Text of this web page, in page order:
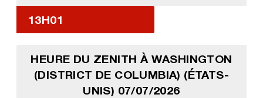
13H01
HEURE DU ZENITH À WASHINGTON
(DISTRICT DE COLUMBIA) (ÉTATS-
UNIS) 07/07/2026